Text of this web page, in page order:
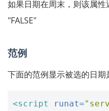
如果日期在周末，则该属性
"FALSE"
范例
下面的范例显示被选的日期
<script runat=